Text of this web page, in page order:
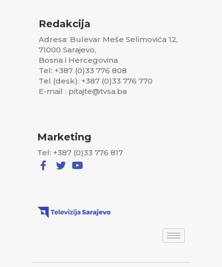
Redakcija
Adresa: Bulevar Meše Selimovića 12,
71000 Sarajevo,
Bosna i Hercegovina
Tel: +387 (0)33 776 808
Tel (desk): +387 (0)33 776 770
E-mail : pitajte@tvsa.ba
Marketing
Tel: +387 (0)33 776 817